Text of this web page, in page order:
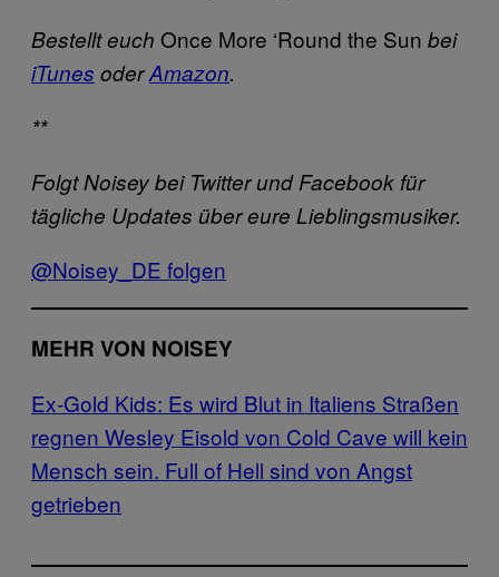
Bestellt euch Once More ‘Round the Sun bei
iTunes oderAmazon.
**
Folgt Noisey bei Twitter und Facebook für
tägliche Updates über eure Lieblingsmusiker.
@Noisey_DE folgen
MEHR VON NOISEY
Ex-Gold Kids: Es wird Blut in Italiens Straßen
regnen Wesley Eisold von Cold Cave will kein
Mensch sein. Full of Hell sind von Angst
getrieben